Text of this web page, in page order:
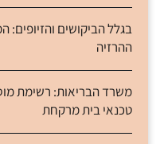
בגלל הביקושים
ההרזיה
משרד הבריאות: רשימת
טכנאי בית מרקחת